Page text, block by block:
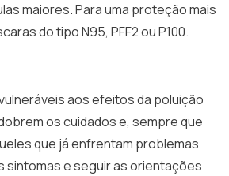
maiores. Para uma proteção mais
do tipo N95, PFF2 ou P100.
aos efeitos da poluição
os cuidados e, sempre que
que já enfrentam problemas
sintomas e seguir as orientações